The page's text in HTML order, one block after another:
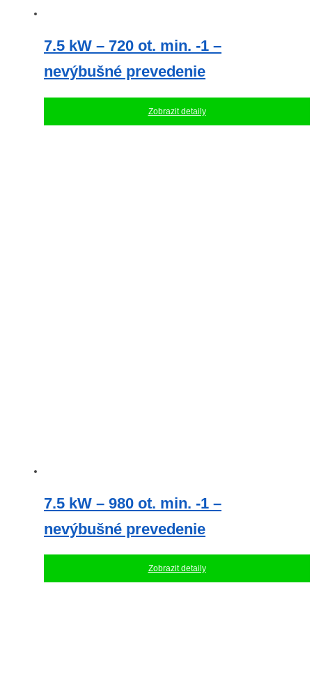
7.5 kW – 720 ot. min. -1 –
nevýbušné prevedenie
Zobrazit detaily
7.5 kW – 980 ot. min. -1 –
nevýbušné prevedenie
Zobrazit detaily